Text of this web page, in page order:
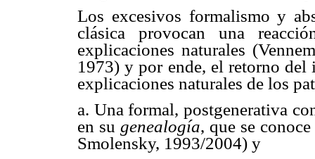
Los excesivos formalismo y
clásica provocan una
explicaciones naturales
1973) y por ende, el retorno del
explicaciones naturales de los
a. Una formal, postgenerativa
en su genealogía, que se
Smolensky, 1993/2004) y